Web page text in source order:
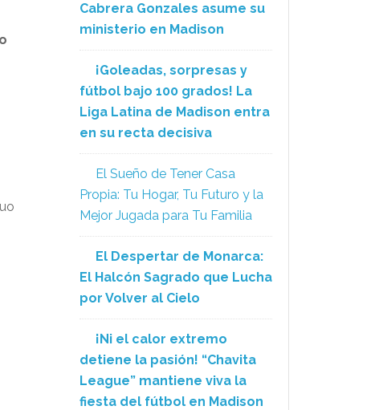
Cabrera Gonzales asume su
ministerio en Madison
¡Goleadas, sorpresas y
fútbol bajo 100 grados! La
Liga Latina de Madison entra
en su recta decisiva
El Sueño de Tener Casa
Propia: Tu Hogar, Tu Futuro y la
Mejor Jugada para Tu Familia
El Despertar de Monarca:
El Halcón Sagrado que Lucha
por Volver al Cielo
¡Ni el calor extremo
detiene la pasión! “Chavita
League” mantiene viva la
fiesta del fútbol en Madison